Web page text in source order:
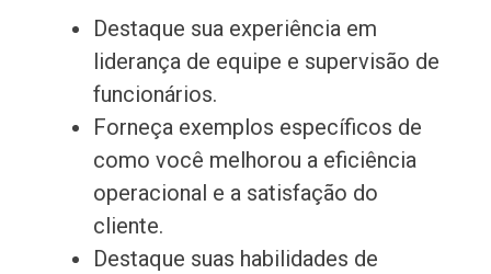
Destaque sua experiência em
liderança de equipe e supervisão de
funcionários.
Forneça exemplos específicos de
como você melhorou a eficiência
operacional e a satisfação do
cliente.
Destaque suas habilidades de